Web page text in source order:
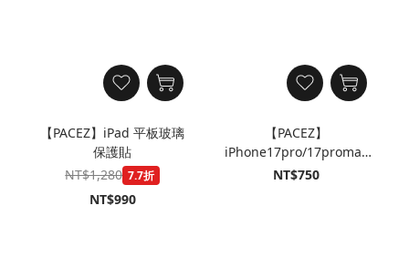
【PACEZ】iPad 平板玻璃
保護貼
NT$1,280 7.7折
NT$990
【PACEZ】
iPhone17pro/17promax
藍寶石鏡頭保護貼 三眼鏡
NT$750